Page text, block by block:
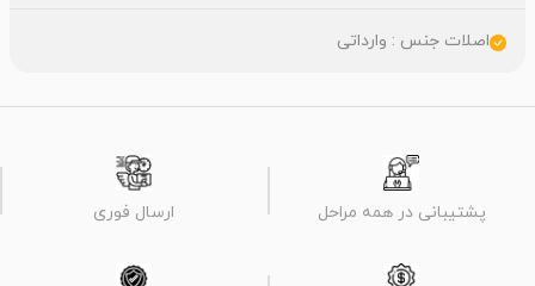
اصلات جنس : وارداتی
پشتیبانی در همه مراحل ارسال فوری